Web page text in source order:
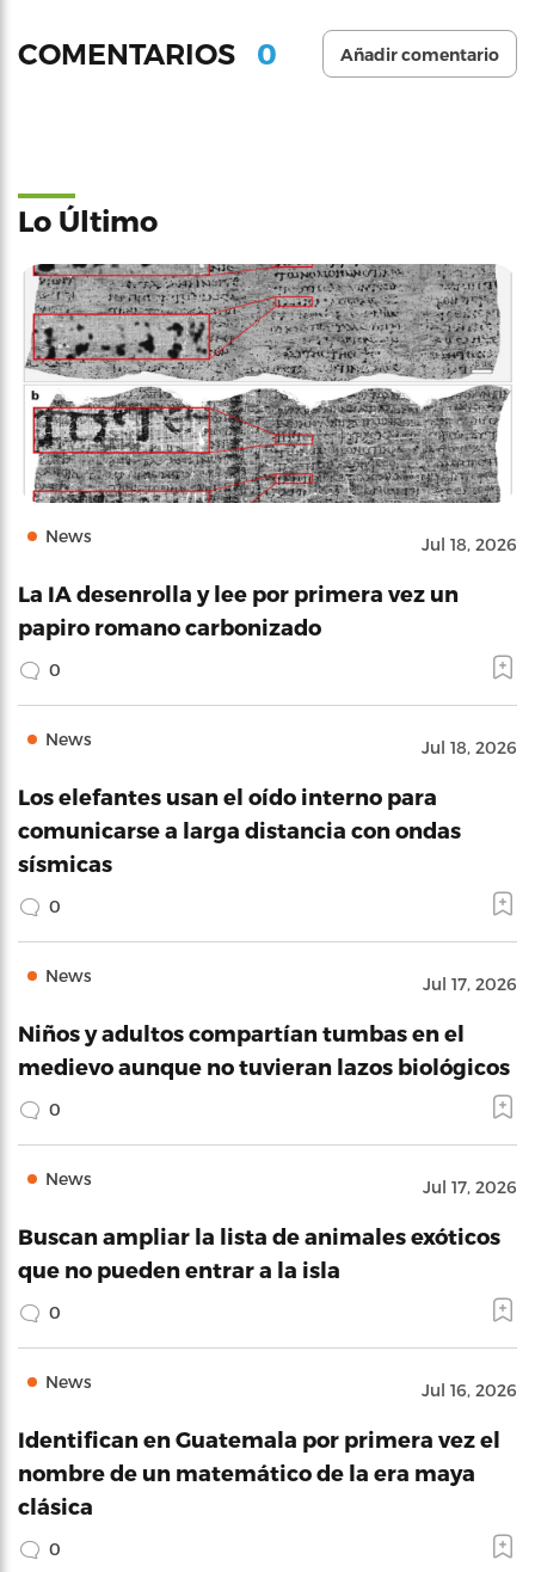
COMENTARIOS 0 Añadir comentario
Lo Último
News Jul 18, 2026
La IA desenrolla y lee por primera vez un
papiro romano carbonizado
0
News Jul 18, 2026
Los elefantes usan el oído interno para
comunicarse a larga distancia con ondas
sísmicas
0
News Jul 17, 2026
Niños y adultos compartían tumbas en el
medievo aunque no tuvieran lazos biológicos
0
News Jul 17, 2026
Buscan ampliar la lista de animales exóticos
que no pueden entrar a la isla
0
News Jul 16, 2026
Identifican en Guatemala por primera vez el
nombre de un matemático de la era maya
clásica
0